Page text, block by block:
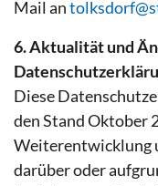
Mail an
6. Aktualität und
Diese
den Stand Oktober
Weiterentwicklung
darüber oder